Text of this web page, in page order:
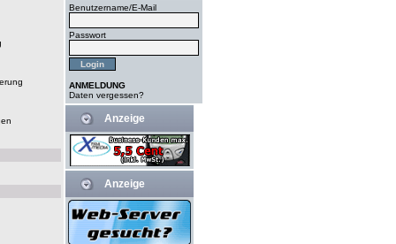
Benutzername/E-Mail
Passwort
ANMELDUNG
Daten vergessen?
Anzeige
Anzeige